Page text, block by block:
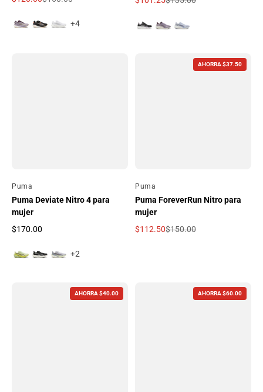
+4
Por
Puma
Puma Deviate Nitro 4 para
mujer
$170.00
+2
AHORRA $37.50
Por
Puma
Puma ForeverRun Nitro para
mujer
$112.50$150.00
AHORRA $40.00 AHORRA $60.00